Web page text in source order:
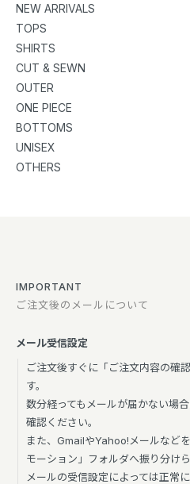
NEW ARRIVALS
TOPS
SHIRTS
CUT & SEWN
OUTER
ONE PIECE
BOTTOMS
UNISEX
OTHERS
IMPORTANT
ご注文後のメールについて
メール受信設定
ご注文後すぐに「ご注文内容の確
す。
数分経ってもメールが届かない場
確認ください。
また、GmailやYahoo!メールなど
モーション」フォルダへ振り分け
メールの受信設定によっては正常